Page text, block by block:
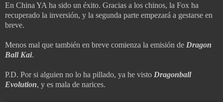
En China YA ha sido un éxito. Gracias a los chinos, la Fox ha
recuperado la inversión, y la segunda parte empezará a gestarse en
breve.
Menos mal que también en breve comienza la emisión de Dragon
Ball Kai.
P.D. Por si alguien no lo ha pillado, ya he visto Dragonball
Evolution, y es mala de narices.